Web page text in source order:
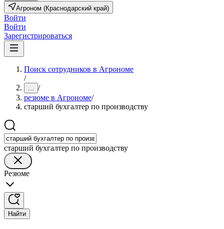
Агроном (Краснодарский край)
Войти
Войти
Зарегистрироваться
Поиск сотрудников в Агрономе
/
... /
резюме в Агрономе/
старший бухгалтер по производству
старший бухгалтер по производству
Резюме
Найти